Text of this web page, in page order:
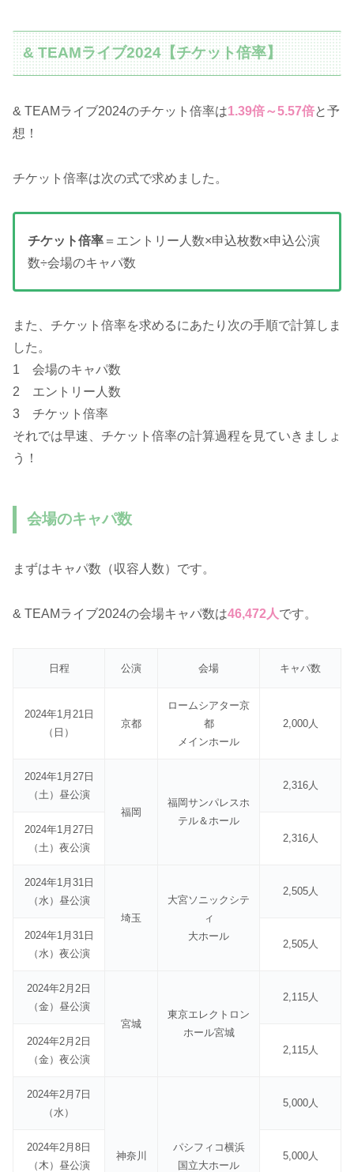
& TEAMライブ2024【チケット倍率】
& TEAMライブ2024のチケット倍率は1.39倍～5.57倍と予
想！
チケット倍率は次の式で求めました。
チケット倍率 ＝エントリー人数×申込枚数×申込公演
数÷会場のキャパ数
また、チケット倍率を求めるにあたり次の手順で計算しま
した。
1 会場のキャパ数
2 エントリー人数
3 チケット倍率
それでは早速、チケット倍率の計算過程を見ていきましょ
う！
会場のキャパ数
まずはキャパ数（収容人数）です。
& TEAMライブ2024の会場キャパ数は46,472人です。
日程 公演 会場 キャパ数
2024年1月21日
（日）
京都
ロームシアター京
都
メインホール
2,000人
2024年1月27日
（土）昼公演
福岡
福岡サンパレスホ
テル＆ホール
2,316人
2024年1月27日
（土）夜公演
2,316人
2024年1月31日
（水）昼公演
埼玉
大宮ソニックシテ
ィ
大ホール
2,505人
2024年1月31日
（水）夜公演
2,505人
2024年2月2日
（金）昼公演
宮城
東京エレクトロン
ホール宮城
2,115人
2024年2月2日
（金）夜公演
2,115人
2024年2月7日
（水）
神奈川
パシフィコ横浜
国立大ホール
5,000人
2024年2月8日
（木）昼公演
5,000人